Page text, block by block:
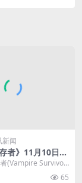
新闻
者》11月10日登
首发加入XGP
者(Vampire Survivor
开发中，它即将于...
65